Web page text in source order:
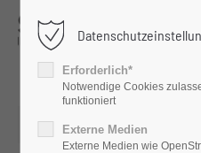
Login
Benutzername
19.01.2026 08:00
Erforderlich*
Notwendige Cookies
funktioniert
Externe Medien
Externe Medien wie